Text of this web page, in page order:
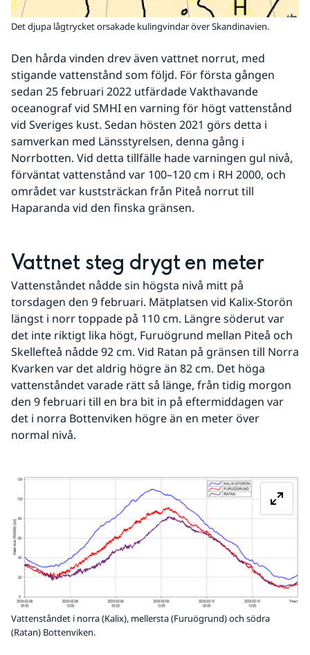
Det djupa lågtrycket orsakade kulingvindar över Skandinavien.
Den hårda vinden drev även vattnet norrut, med
stigande vattenstånd som följd. För första gången
sedan 25 februari 2022 utfärdade Vakthavande
oceanograf vid SMHI en varning för högt vattenstånd
vid Sveriges kust. Sedan hösten 2021 görs detta i
samverkan med Länsstyrelsen, denna gång i
Norrbotten. Vid detta tillfälle hade varningen gul nivå,
förväntat vattenstånd var 100–120 cm i RH 2000, och
området var kuststräckan från Piteå norrut till
Haparanda vid den finska gränsen.
Vattnet steg drygt en meter
Vattenståndet nådde sin högsta nivå mitt på
torsdagen den 9 februari. Mätplatsen vid Kalix-Storön
längst i norr toppade på 110 cm. Längre söderut var
det inte riktigt lika högt, Furuögrund mellan Piteå och
Skellefteå nådde 92 cm. Vid Ratan på gränsen till Norra
Kvarken var det aldrig högre än 82 cm. Det höga
vattenståndet varade rätt så länge, från tidig morgon
den 9 februari till en bra bit in på eftermiddagen var
det i norra Bottenviken högre än en meter över
normal nivå.
Vattenståndet i norra (Kalix), mellersta (Furuögrund) och södra
(Ratan) Bottenviken.